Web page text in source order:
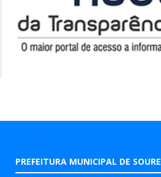
PREFEITURA MUNICIPAL DE SOURE